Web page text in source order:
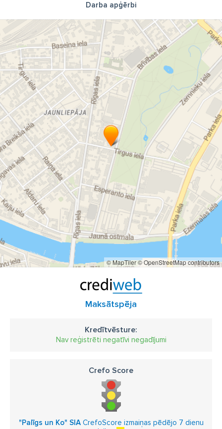
Darba apģērbi
© MapTiler© OpenStreetMap contributors
Maksātspēja
Kredītvēsture:
Nav reģistrēti negatīvi negadījumi
Crefo Score
"Palīgs un Ko" SIACrefoScore izmaiņas pēdējo 7 dienu